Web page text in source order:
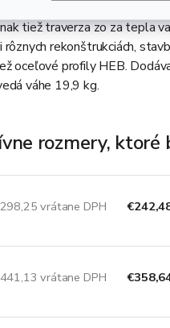
tiež traverza zo za tepla
rekonštrukciách,
oceľové profily HEB.
váhe 19,9 kg.
rozmery, ktoré
vrátane DPH
vrátane DPH